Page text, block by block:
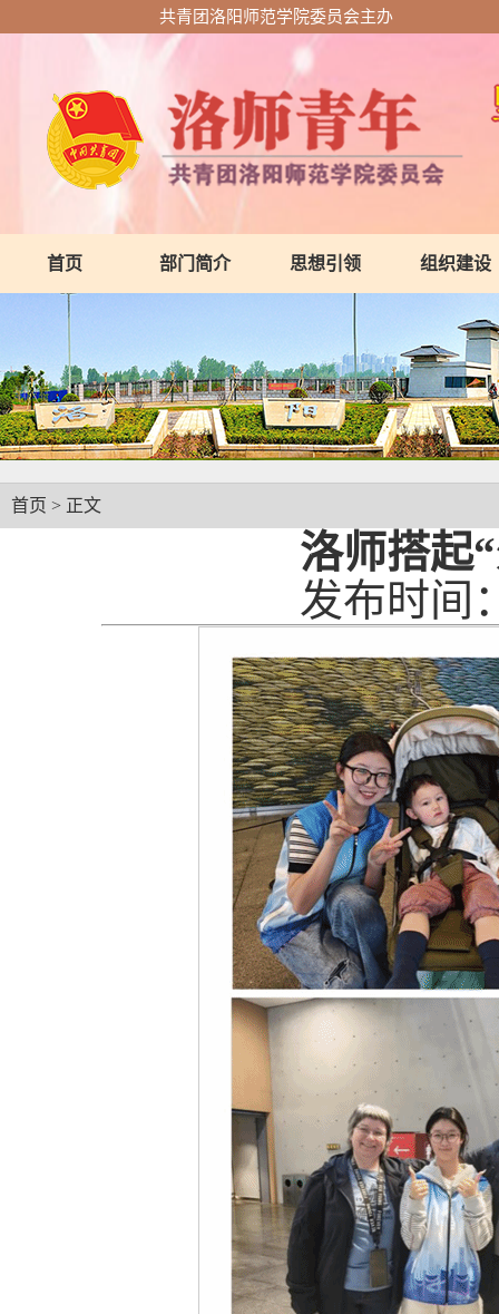
共青团洛阳师范学院委员会主办
首页 部门简介 思想引领 组织建设
首页 > 正文
洛师搭起
发布时间